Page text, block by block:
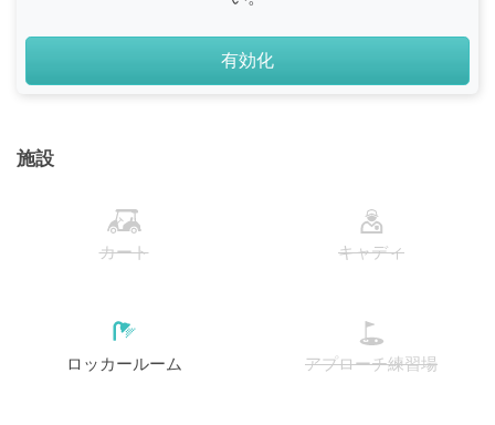
有効化
施設
カート キャディ
ロッカールーム アプローチ練習場